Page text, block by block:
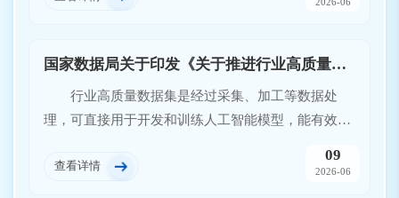
09
2026-06
国家数据局关于印发《关于推进行业高质量数据集建设行动的实施方案》的通知
行业高质量数据集是经过采集、加工等数据处
理，可直接用于开发和训练人工智能模型，能有效提
专识数据集。行业高质量数据集是推动“人工智能
查看详情